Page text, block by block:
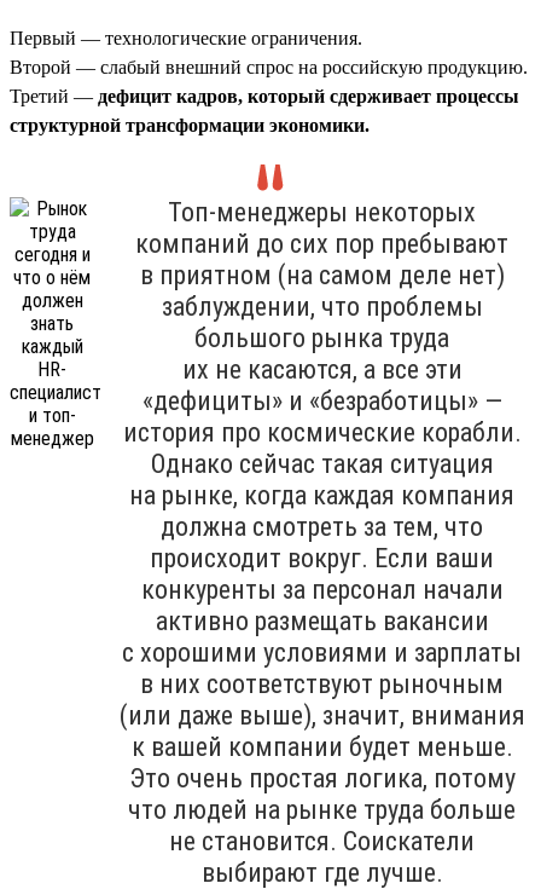
Первый — технологические ограничения.
Второй — слабый внешний спрос на российскую продукцию.
Третий — дефицит кадров, который сдерживает процессы
структурной трансформации экономики.
Топ-менеджеры некоторых
компаний до сих пор пребывают
в приятном (на самом деле нет)
заблуждении, что проблемы
большого рынка труда
их не касаются, а все эти
«дефициты» и «безработицы» —
история про космические корабли.
Однако сейчас такая ситуация
на рынке, когда каждая компания
должна смотреть за тем, что
происходит вокруг. Если ваши
конкуренты за персонал начали
активно размещать вакансии
с хорошими условиями и зарплаты
в них соответствуют рыночным
(или даже выше), значит, внимания
к вашей компании будет меньше.
Это очень простая логика, потому
что людей на рынке труда больше
не становится. Соискатели
выбирают где лучше.